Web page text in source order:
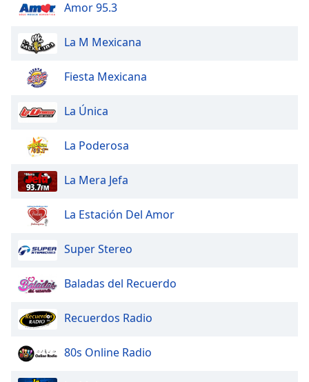
dialog
window.
close
window.
Text
Text
Background
Color
Opacity
Amor 95.3
La M Mexicana
Fiesta Mexicana
La Única
La Poderosa
La Mera Jefa
La Estación Del Amor
Super Stereo
Baladas del Recuerdo
Recuerdos Radio
80s Online Radio